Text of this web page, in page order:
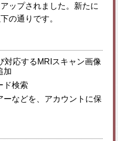
ップされました。新たに
の通りです。
対応するMRIスキャン画像
加
ド検索
ーなどを、アカウントに保